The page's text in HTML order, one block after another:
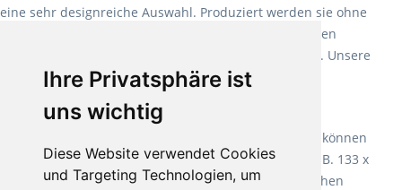
Ihre Privatsphäre ist
uns wichtig
Diese Website verwendet Cookies
und Targeting Technologien, um
eine sehr designreiche Auswahl. Produziert werden sie ohne
Weichmacher und Lösungsmittel. Mit allen verfügbaren
Verlegearten ist er für jegliche Bauvorhaben attraktiv. Unsere
Empfehlung:Wineo 1000 Multi Layer XXL.
Teppiche für ein angenehmes Laufgefühl
machen es schon lange vor. Sie können
Teppich in Ihrem gewünschten Sondermaß kaufen, z.B. 133 x
60cm. Vor allem in Schlafzimmern aufgrund der weichen